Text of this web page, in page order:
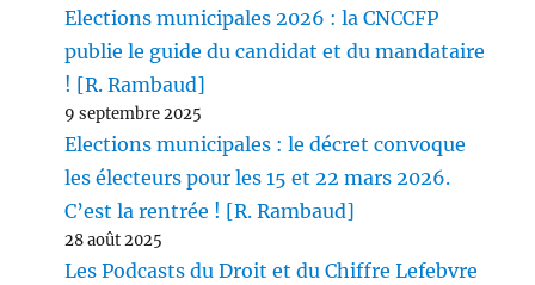
Elections municipales 2026 : la CNCCFP
publie le guide du candidat et du mandataire
! [R. Rambaud]
9 septembre 2025
Elections municipales : le décret convoque
les électeurs pour les 15 et 22 mars 2026.
C’est la rentrée ! [R. Rambaud]
28 août 2025
Les Podcasts du Droit et du Chiffre Lefebvre